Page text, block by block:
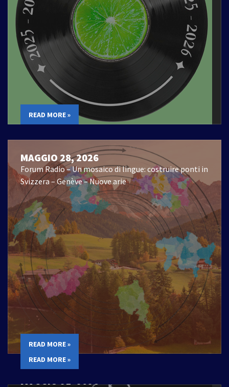
READ MORE »
MAGGIO 28, 2026
Forum Radio – Un mosaico di lingue: costruire ponti in
Svizzera – Genève – Nuove arie
READ MORE »
READ MORE »